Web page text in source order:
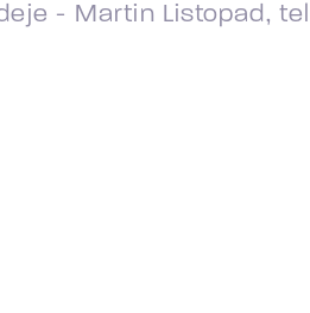
- Martin Listopad,